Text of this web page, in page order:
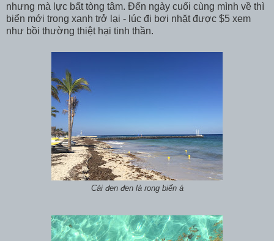
nhưng mà lực bất tòng tâm. Đến ngày cuối cùng mình về thì
biển mới trong xanh trở lại - lúc đi bơi nhặt được $5 xem
như bồi thường thiệt hại tinh thần.
Cái đen đen là rong biển á